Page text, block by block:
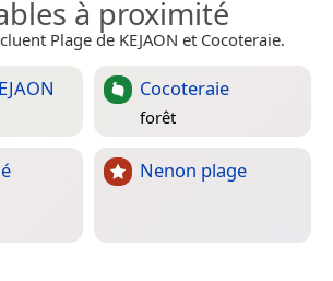
à proximité
Plage de KEJAON et Cocoteraie.
Cocoteraie
forêt
Nenon plage